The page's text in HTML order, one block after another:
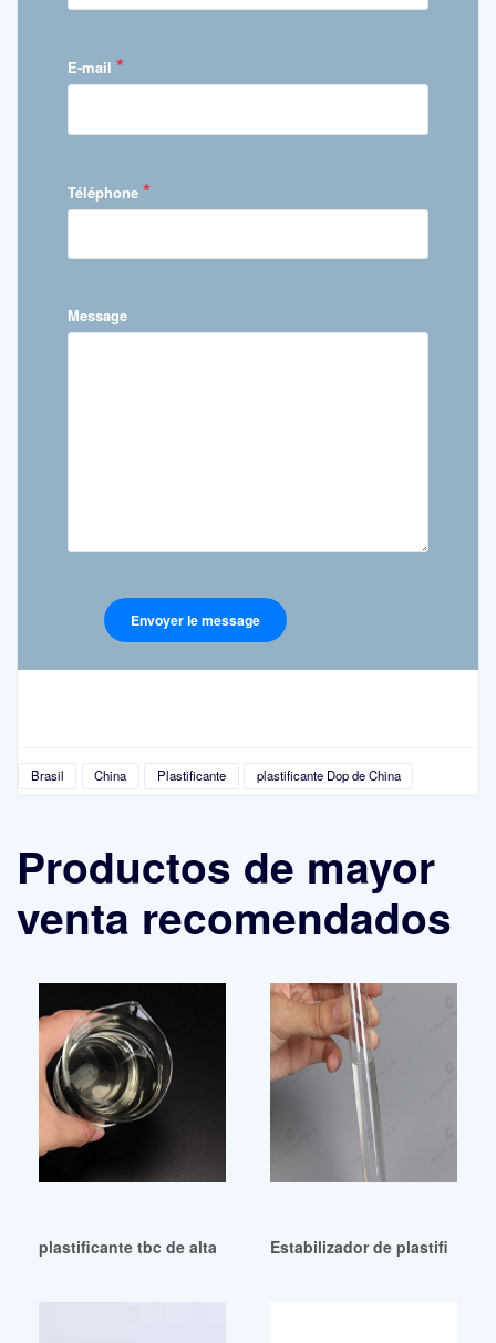
E-mail *
Téléphone *
Message
Brasil China Plastificante plastificante Dop de China
Productos de mayor
venta recomendados
plastificante tbc de alta pureza plastificante tbc peru
Estabilizador de plastificante